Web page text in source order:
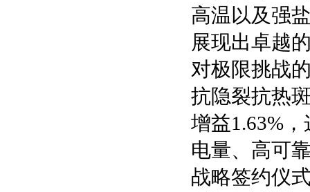
高温以及强
展现出卓越
对极限挑战
抗隐裂抗热
增益1.63%
电量、高可
战略签约仪